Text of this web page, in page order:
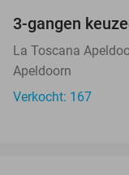
3-gangen
La Toscana
Apeldoorn
Verkocht: 167